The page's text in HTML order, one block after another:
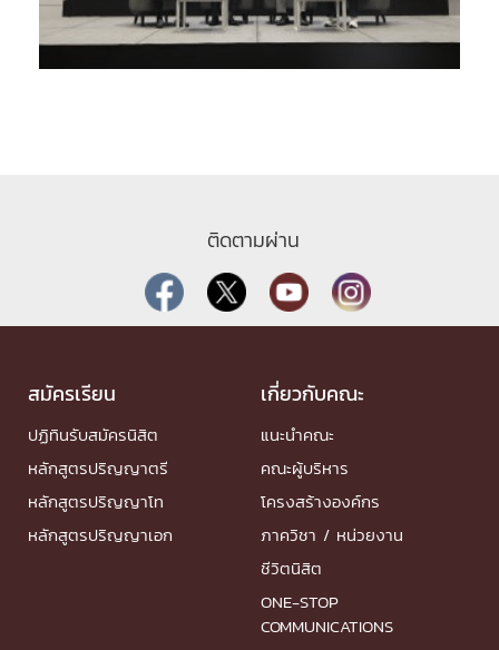
ติดตามผ่าน
สมัครเรียน
ปฏิทินรับสมัครนิสิต
หลักสูตรปริญญาตรี
หลักสูตรปริญญาโท
หลักสูตรปริญญาเอก
เกี่ยวกับคณะ
แนะนำคณะ
คณะผู้บริหาร
โครงสร้างองค์กร
ภาควิชา / หน่วยงาน
ชีวิตนิสิต
ONE-STOP
COMMUNICATIONS